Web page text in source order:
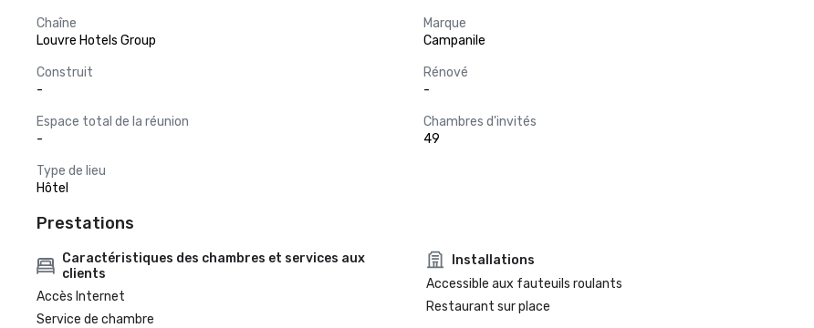
Chaîne
Louvre Hotels Group
Marque
Campanile
Construit
-
Rénové
-
Espace total de la réunion
-
Chambres d'invités
49
Type de lieu
Hôtel
Prestations
Caractéristiques des chambres et services aux
clients
Accès Internet
Service de chambre
Installations
Accessible aux fauteuils roulants
Restaurant sur place